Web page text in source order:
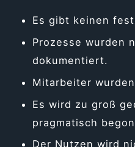
Es gibt keinen
Prozesse wurden
dokumentiert.
Mitarbeiter
Es wird zu groß
pragmatisch
Der Nutzen wird